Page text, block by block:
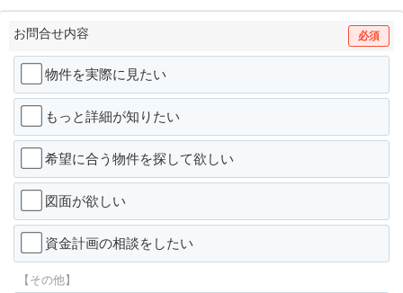
お問合せ内容 必須
物件を実際に見たい
もっと詳細が知りたい
希望に合う物件を探して欲しい
図面が欲しい
資金計画の相談をしたい
【その他】